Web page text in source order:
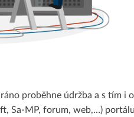
proběhne údržba a s tím i
Sa-MP, forum, web,…)